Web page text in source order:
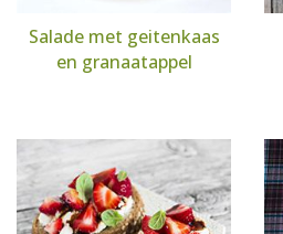
Salade met geitenkaas
en granaatappel